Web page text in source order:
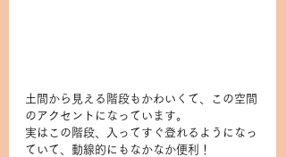
土間から見える階段もかわいくて、この空間
のアクセントになっています。
実はこの階段、入ってすぐ登れるようになっ
ていて、動線的にもなかなか便利！